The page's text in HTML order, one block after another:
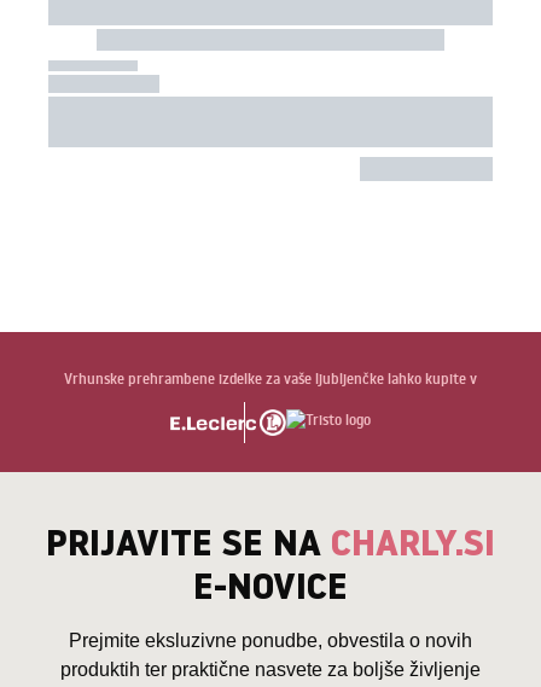
Vrhunske prehrambene izdelke za vaše ljubljenčke lahko kupite v
PRIJAVITE SE NA CHARLY.SI
E-NOVICE
Prejmite eksluzivne ponudbe, obvestila o novih
produktih ter praktične nasvete za boljše življenje